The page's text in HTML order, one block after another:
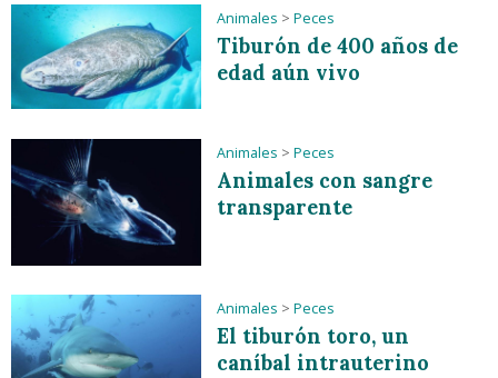
Animales > Peces
Tiburón de 400 años de
edad aún vivo
Animales > Peces
Animales con sangre
transparente
Animales > Peces
El tiburón toro, un
caníbal intrauterino